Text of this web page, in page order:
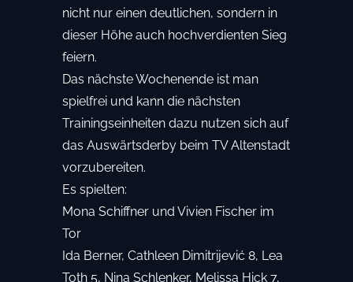
nicht nur einen deutlichen, sondern in
dieser Höhe auch hochverdienten Sieg
feiern.
Das nächste Wochenende ist man
spielfrei und kann die nächsten
Trainingseinheiten dazu nutzen sich auf
das Auswärtsderby beim TV Altenstadt
vorzubereiten.
Es spielten:
Mona Schiffner und Vivien Fischer im
Tor
Ida Berner, Cathleen Dimitrijević 8, Lea
Toth 5, Nina Schlenker, Melissa Hick 7,